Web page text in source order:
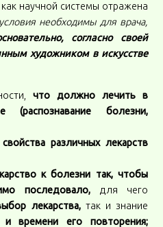
научной системы отражена
необходимы для врача,
согласно своей
художником в искусстве
что должно лечить в
болезни,
различных лекарств
к болезни так, чтобы
последовало,для чего
лекарства,так и знание
времени его повторения;